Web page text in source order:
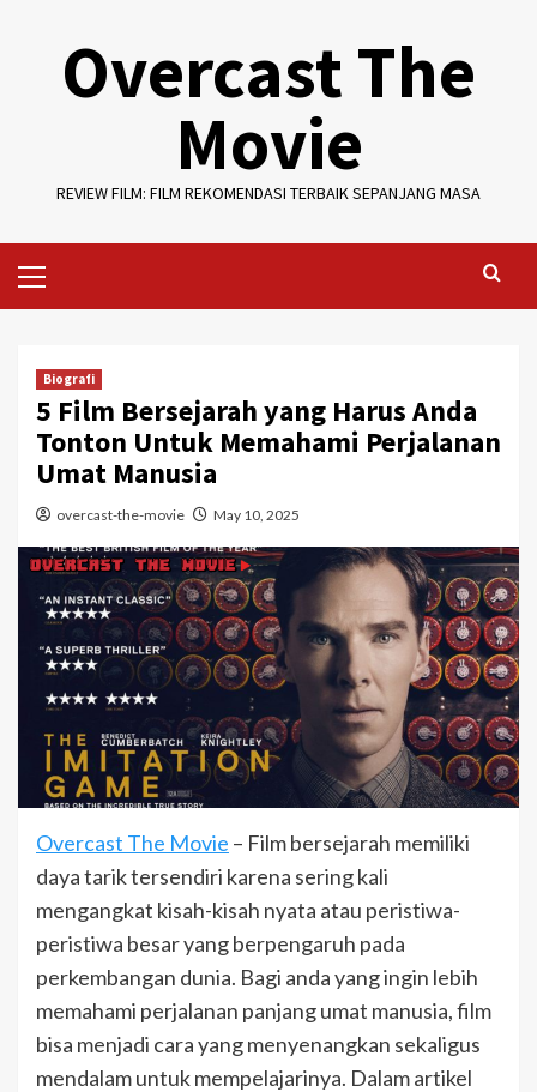
Overcast The
Movie
REVIEW FILM: FILM REKOMENDASI TERBAIK SEPANJANG MASA
Menu
Biografi
5 Film Bersejarah yang Harus Anda
Tonton Untuk Memahami Perjalanan
Umat Manusia
overcast-the-movie May 10, 2025
Overcast The Movie – Film bersejarah memiliki
daya tarik tersendiri karena sering kali
mengangkat kisah-kisah nyata atau peristiwa-
peristiwa besar yang berpengaruh pada
perkembangan dunia. Bagi anda yang ingin lebih
memahami perjalanan panjang umat manusia, film
bisa menjadi cara yang menyenangkan sekaligus
mendalam untuk mempelajarinya. Dalam artikel